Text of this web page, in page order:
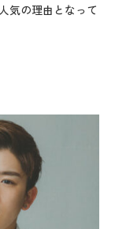
気の理由となって